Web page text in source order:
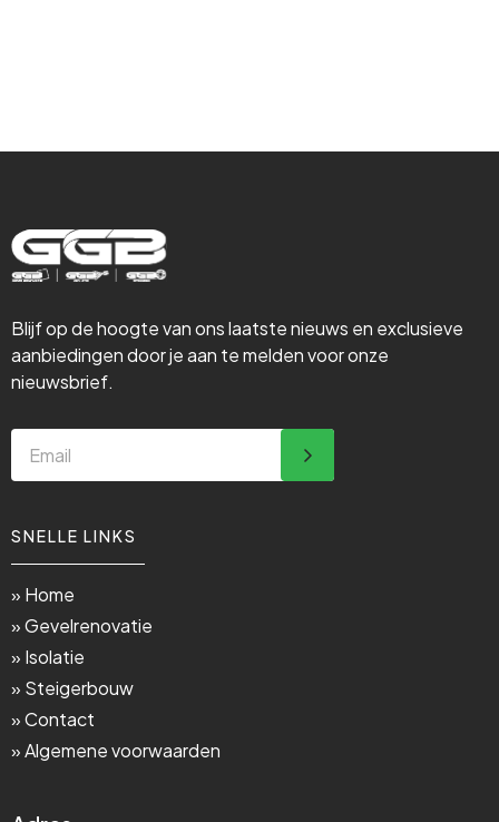
Blijf op de hoogte van ons laatste nieuws en exclusieve
aanbiedingen door je aan te melden voor onze
nieuwsbrief.
SNELLE LINKS
» Home
» Gevelrenovatie
» Isolatie
» Steigerbouw
» Contact
» Algemene voorwaarden